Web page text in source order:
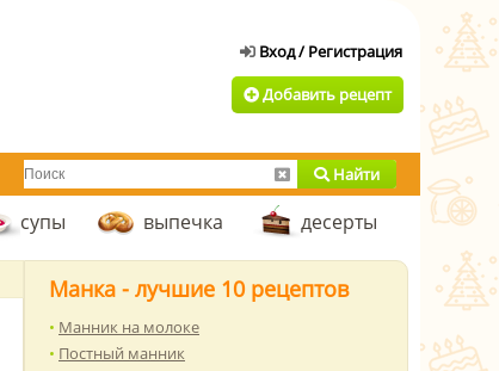
Добавить рецепт
Найти
супы выпечка десерты
Манка - лучшие 10 рецептов
Манник на молоке
Постный манник